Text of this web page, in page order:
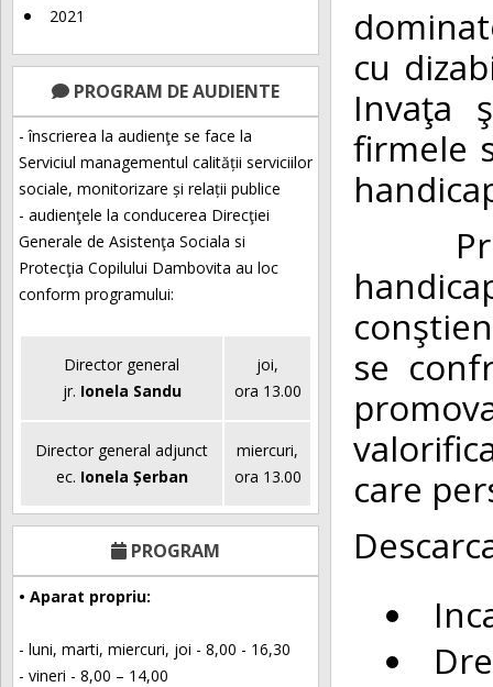
2021
PROGRAM DE AUDIENTE
- înscrierea la audienţe se face la
Serviciul managementul calității serviciilor
sociale, monitorizare și relații publice
- audienţele la conducerea Direcţiei
Generale de Asistenţa Sociala si
Protecţia Copilului Dambovita au loc
conform programului:
Director general
jr. Ionela Sandu
joi,
ora 13.00
Director general adjunct
ec. Ionela Șerban
miercuri,
ora 13.00
PROGRAM
• Aparat propriu:
- luni, marti, miercuri, joi - 8,00 - 16,30
- vineri - 8,00 – 14,00
cu
Invaţa
firmele
Prin
se
care